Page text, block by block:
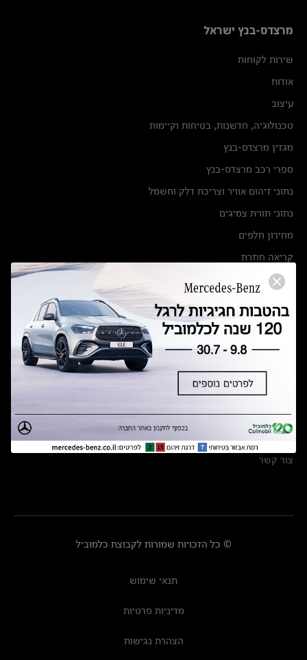
מרצדס-בנץ ישראל
שירות לקוחות
אודות
עיצוב
טכנולוגיה, חדשנות, בטיחות וקיימות
מגזין מרצדס-בנץ
ספרי רכב מרצדס-בנץ
נתוני זיהום אוויר וצריכת דלק וחשמל
נתוני תווית צמיגים
מחירון חלפים
קריאה חוזרת
הודעה על הטבות לרכבי מרצדס בהסדר פשרה בתצ 56447-02-19
תקנון ימי מכירות 120 לכלמוביל
מצאו אותנו
אולמות תצוגה
מרכזי שירות
צור קשר
© כל הזכויות שמורות לקבוצת כלמוביל
תנאי שימוש
מדיניות פרטיות
הצהרת נגישות